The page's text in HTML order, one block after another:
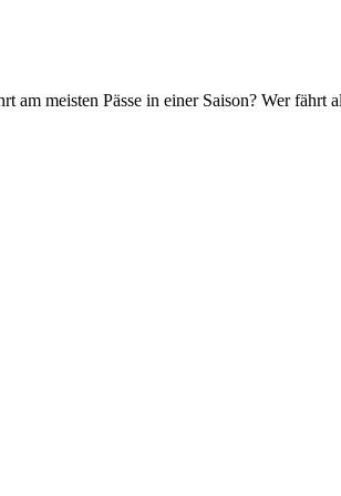
meisten Pässe in einer Saison? Wer fährt